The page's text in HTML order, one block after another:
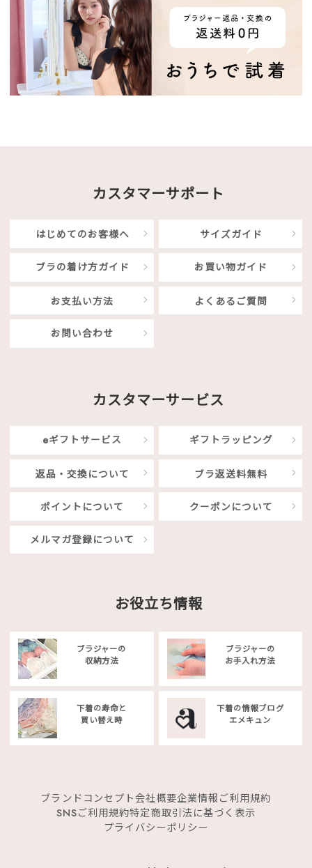
カスタマーサポート
はじめてのお客様へ サイズガイド
ブラの着け方ガイド お買い物ガイド
お支払い方法 よくあるご質問
お問い合わせ
カスタマーサービス
eギフトサービス ギフトラッピング
返品・交換について ブラ返送料無料
ポイントについて クーポンについて
メルマガ登録について
お役立ち情報
ブラジャーの
収納方法
ブラジャーの
お手入れ方法
下着の寿命と
買い替え時
下着の情報ブログ
エメキュン
ブランドコンセプト会社概要企業情報 ご利用規約
SNSご利用規約特定商取引法に基づく表示
プライバシーポリシー